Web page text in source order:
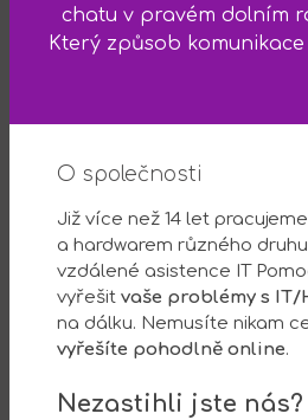
chatu v pravém dolním
Který způsob
O společnosti
Již více než 14 let
a hardwarem různého
vzdálené asistence IT
vyřešit vaše problémy s IT/
na dálku. Nemusíte nikam
vyřešíte pohodlně online.
Nezastihli jste nás?